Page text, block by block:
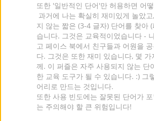
또한 '일반적인 단어'만 허용하면 어
과거에 나는 확실히 재미있게 놀았
지 않는 짧은 (3-4 글자) 단어를 찾아
습니다. 그것은 교육적이었습니다 -
고 페이스 북에서 친구들과 어원을
다. 그것은 또한 재미 있습니다, 몇
께. 이 퍼즐은 자주 사용되지 않는 단
한 교육 도구가 될 수 있습니다. :) 그
어리로 만드는 것입니다.
또한 사용 빈도에는 잘못된 단어가
는 주의해야 할 큰 위험입니다!